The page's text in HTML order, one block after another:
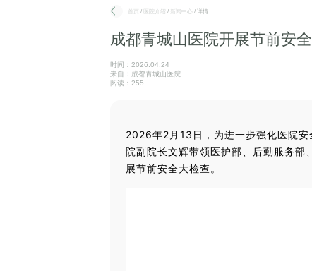
首页 / 医院介绍 / 新闻中心 / 详情
成都青城山医院开展节前安
时间：2026.04.24
来自：成都青城山医院
阅读：255
2026年2月13日，为进一步强化医院
院副院长文辉带领医护部、后勤服务部
展节前安全大检查。